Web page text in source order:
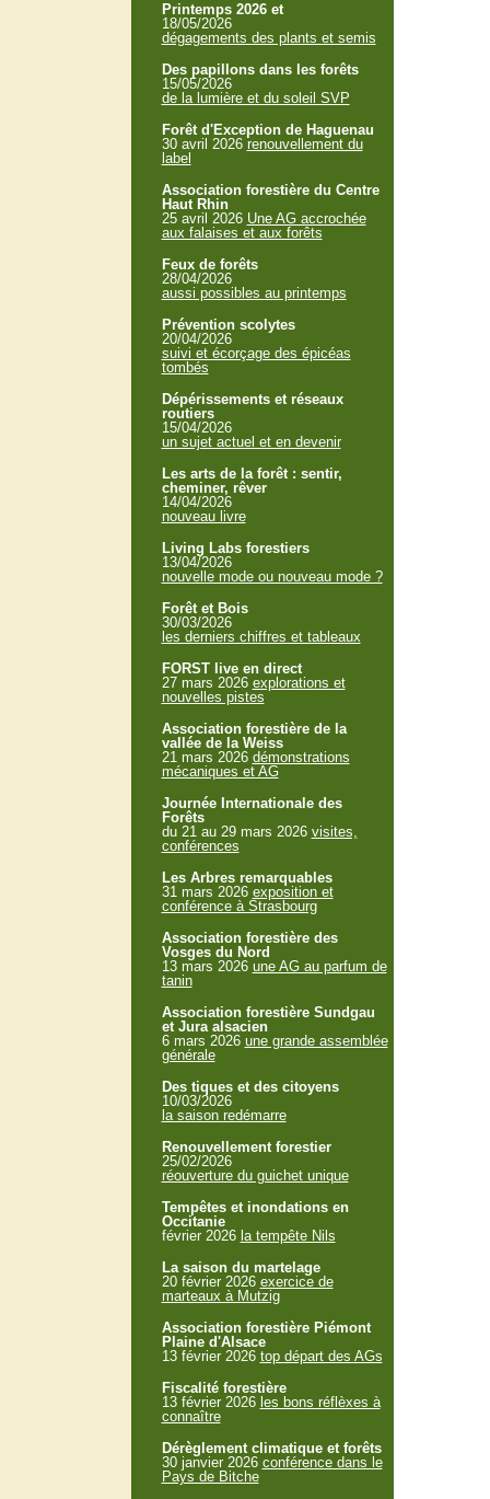
Printemps 2026 et
18/05/2026
dégagements des plants et semis
Des papillons dans les forêts
15/05/2026
de la lumière et du soleil SVP
Forêt d'Exception de Haguenau
30 avril 2026 renouvellement du
label
Association forestière du Centre
Haut Rhin
25 avril 2026 Une AG accrochée
aux falaises et aux forêts
Feux de forêts
28/04/2026
aussi possibles au printemps
Prévention scolytes
20/04/2026
suivi et écorçage des épicéas
tombés
Dépérissements et réseaux
routiers
15/04/2026
un sujet actuel et en devenir
Les arts de la forêt : sentir,
cheminer, rêver
14/04/2026
nouveau livre
Living Labs forestiers
13/04/2026
nouvelle mode ou nouveau mode ?
Forêt et Bois
30/03/2026
les derniers chiffres et tableaux
FORST live en direct
27 mars 2026 explorations et
nouvelles pistes
Association forestière de la
vallée de la Weiss
21 mars 2026 démonstrations
mécaniques et AG
Journée Internationale des
Forêts
du 21 au 29 mars 2026 visites,
conférences
Les Arbres remarquables
31 mars 2026 exposition et
conférence à Strasbourg
Association forestière des
Vosges du Nord
13 mars 2026 une AG au parfum de
tanin
Association forestière Sundgau
et Jura alsacien
6 mars 2026 une grande assemblée
générale
Des tiques et des citoyens
10/03/2026
la saison redémarre
Renouvellement forestier
25/02/2026
réouverture du guichet unique
Tempêtes et inondations en
Occitanie
février 2026 la tempête Nils
La saison du martelage
20 février 2026 exercice de
marteaux à Mutzig
Association forestière Piémont
Plaine d'Alsace
13 février 2026 top départ des AGs
Fiscalité forestière
13 février 2026 les bons réflèxes à
connaître
Dérèglement climatique et forêts
30 janvier 2026 conférence dans le
Pays de Bitche